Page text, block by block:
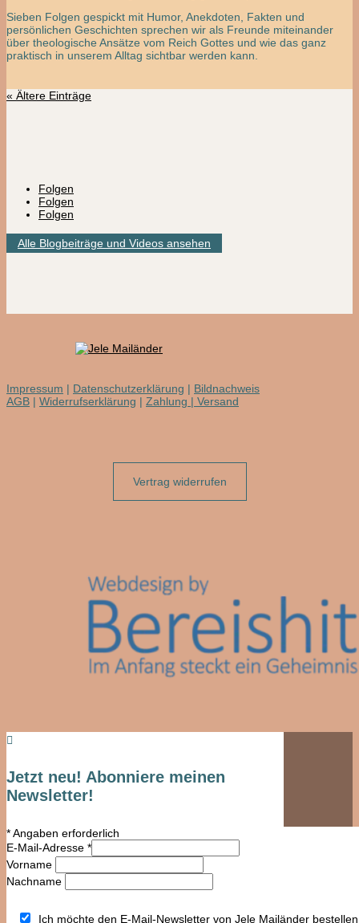
Sieben Folgen gespickt mit Humor, Anekdoten, Fakten und
persönlichen Geschichten sprechen wir als Freunde miteinander
über theologische Ansätze vom Reich Gottes und wie das ganz
praktisch in unserem Alltag sichtbar werden kann.
« Ältere Einträge
Folgen
Folgen
Folgen
Alle Blogbeiträge und Videos ansehen
Impressum | Datenschutzerklärung | Bildnachweis
AGB | Widerrufserklärung | Zahlung | Versand
Vertrag widerrufen

Jetzt neu! Abonniere meinen
Newsletter!
*Angaben erforderlich
E-Mail-Adresse *
Vorname
Nachname
Ich möchte den E-Mail-Newsletter von Jele Mailänder